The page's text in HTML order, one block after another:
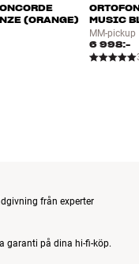
(ORANGE)
MUSIC
MM-pickup
6 998:-
från experter
garanti på dina hi-fi-köp.